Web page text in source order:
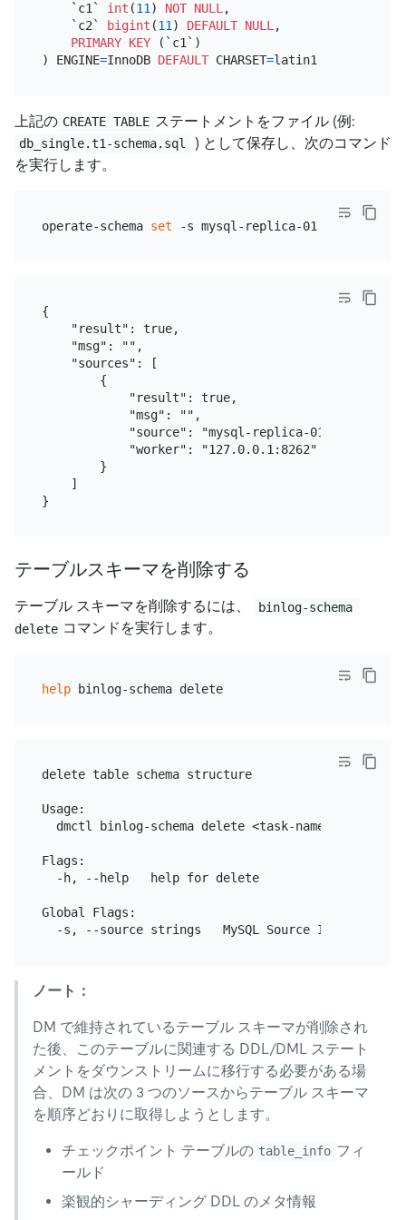
    `c1`
int (11) NOT NULL,
    `c2`
bigint (11) DEFAULT NULL,
PRIMARY KEY (`c1`)
) ENGINE=InnoDB DEFAULT CHARSET=latin1
上記の CREATE TABLE ステートメントをファイル (例:
db_single.t1-schema.sql
) として保存し、次のコマンド
を実行します。
operate-schema set
{
    "result": true,
    "msg": "",
    "sources": [
        {
            "result": true,
            "msg": "",
            "source": "mysql-replica-01",
            "worker": "127.0.0.1:8262"
        }
    ]
テーブルスキーマを削除する
テーブル スキーマを削除するには、
binlog-schema
delete コマンドを実行します。
help binlog-schema delete
delete table schema structure
Usage:
dmctl binlog-schema delete <task-name>
Flags:
  -h, --help   help for delete
Global Flags:
ノート：
DM で維持されているテーブル スキーマが削除され
た後、このテーブルに関連する DDL/DML ステート
メントをダウンストリームに移行する必要がある場
合、DM は次の 3 つのソースからテーブル スキーマ
を順序どおりに取得しようとします。
チェックポイント テーブルの table_info フィ
ールド
楽観的シャーディング DDL のメタ情報